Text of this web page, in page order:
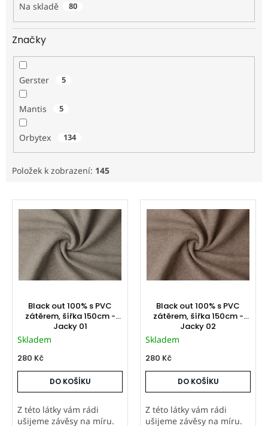
Na skladě 80
Značky
Gerster 5
Mantis 5
Orbytex 134
Položek k zobrazení: 145
V
Black out 100% s PVC
zátěrem, šířka 150cm -
Jacky 01
Skladem
280 Kč
DO KOŠÍKU
Z této látky vám rádi
ušijeme závěsy na míru.
Black out 100% s PVC
zátěrem, šířka 150cm -
Jacky 02
Skladem
280 Kč
DO KOŠÍKU
Z této látky vám rádi
ušijeme závěsy na míru.